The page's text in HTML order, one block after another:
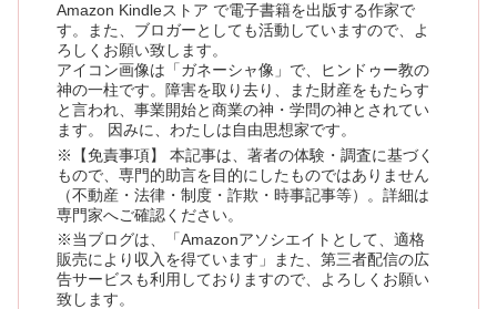
Amazon Kindleストア で電子書籍を出版する作家で
す。また、ブロガーとしても活動していますので、よ
ろしくお願い致します。
アイコン画像は「ガネーシャ像」で、ヒンドゥー教の
神の一柱です。障害を取り去り、また財産をもたらす
と言われ、事業開始と商業の神・学問の神とされてい
ます。 因みに、わたしは自由思想家です。
※【免責事項】 本記事は、著者の体験・調査に基づく
もので、専門的助言を目的にしたものではありません
（不動産・法律・制度・詐欺・時事記事等）。詳細は
専門家へご確認ください。
※当ブログは、「Amazonアソシエイトとして、適格
販売により収入を得ています」また、第三者配信の広
告サービスも利用しておりますので、よろしくお願い
致します。